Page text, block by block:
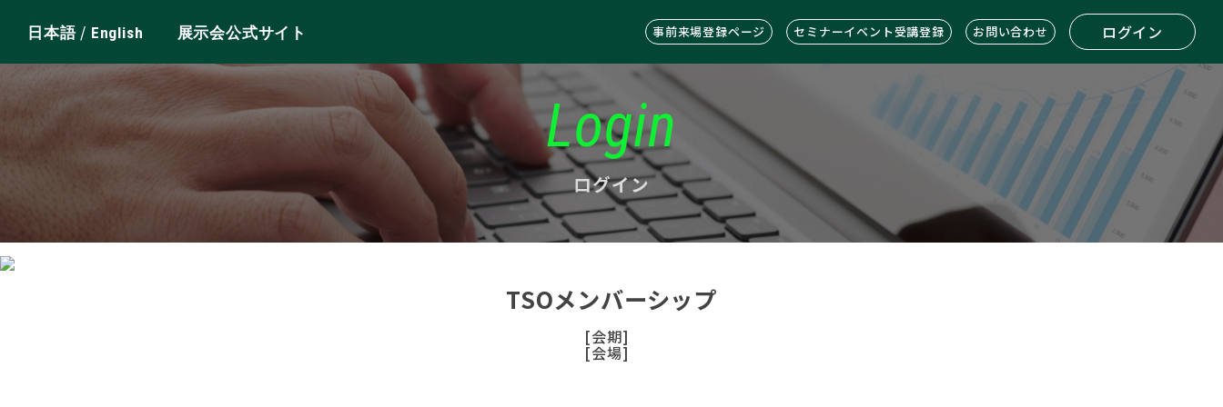
日本語/ English 展示会公式サイト 事前来場登録ページ セミナーイベント受講登録 お問い合わせ ログイン
Login
ログイン
TSOメンバーシップ
[会期]
[会場]